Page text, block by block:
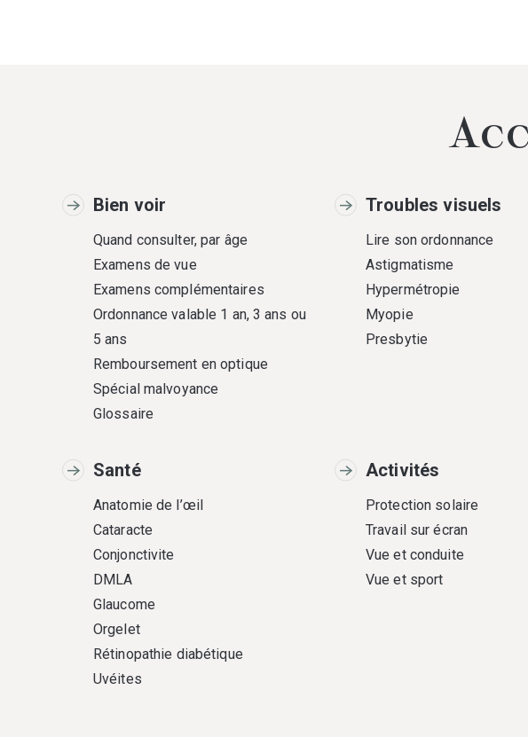
Bien voir
Quand consulter, par âge
Examens de vue
Examens complémentaires
Ordonnance valable 1 an, 3 ans ou
5 ans
Remboursement en optique
Spécial malvoyance
Glossaire
Troubles visuels
Lire son ordonnance
Astigmatisme
Hypermétropie
Myopie
Presbytie
Santé
Anatomie de l’œil
Cataracte
Conjonctivite
DMLA
Glaucome
Orgelet
Rétinopathie diabétique
Uvéites
Activités
Protection solaire
Travail sur écran
Vue et conduite
Vue et sport